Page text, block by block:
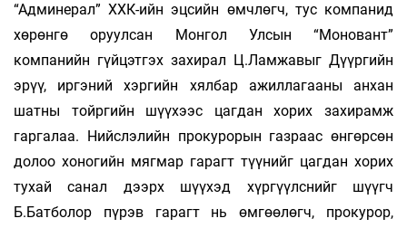
“Админерал” ХХК-ийн эцсийн өмчлөгч, тус компанид
хөрөнгө оруулсан Монгол Улсын “Моновант”
компанийн гүйцэтгэх захирал Ц.Лам­жавыг Дүүргийн
эрүү, иргэний хэргийн хялбар ажиллагааны анхан
шатны тойргийн шүүхээс цагдан хорих захирамж
гаргалаа. Нийслэлийн прокурорын газраас өнгөрсөн
долоо хоногийн мягмар гарагт түүнийг цагдан хорих
тухай санал дээрх шүүхэд хүргүүлснийг шүүгч
Б.Батболор пүрэв гарагт нь өмгөөлөгч, прокурор,